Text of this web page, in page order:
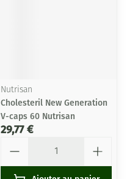
Nutrisan
Cholesteril New Generation
V-caps 60 Nutrisan
29,77 €